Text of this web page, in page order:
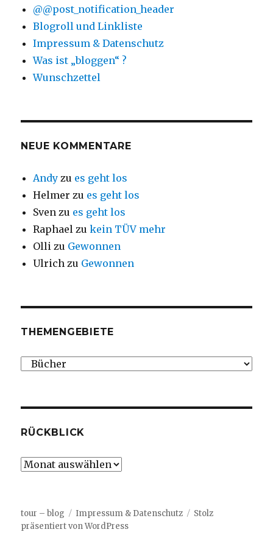
@@post_notification_header
Blogroll und Linkliste
Impressum & Datenschutz
Was ist „bloggen“ ?
Wunschzettel
NEUE KOMMENTARE
Andy zu es geht los
Helmer zu es geht los
Sven zu es geht los
Raphael zukein TÜV mehr
Olli zu Gewonnen
Ulrich zu Gewonnen
THEMENGEBIETE
Themengebiete
RÜCKBLICK
Rückblick
tour – blog Impressum & Datenschutz
Stolz
präsentiert von WordPress